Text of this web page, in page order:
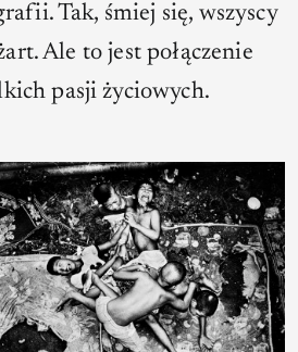
Tak, śmiej się, wszyscy
Ale to jest połączenie
pasji życiowych.